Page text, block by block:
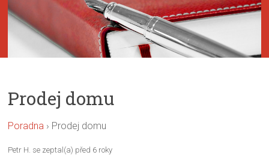
Prodej domu
Poradna › Prodej domu
Petr H. se zeptal(a) před 6 roky